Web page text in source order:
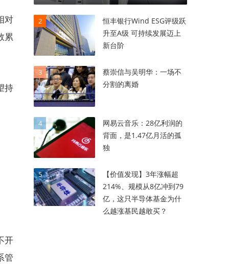
对
累
持
开
管
2
恒丰银行Wind ESG评级跃
升至A级 可持续发展迈上
新台阶
3
蔡崇信与吴明华：一场不
分割的离婚
4
网易云音乐：28亿利润的
背面，是1.47亿月活的孤
独
5
【价值发现】3年涨幅超
214%、规模从8亿冲到79
亿，这只半导体基金为什
么越涨基民越敢买？